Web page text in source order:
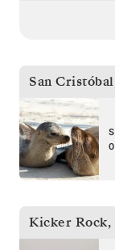
San
Kicker Rock,